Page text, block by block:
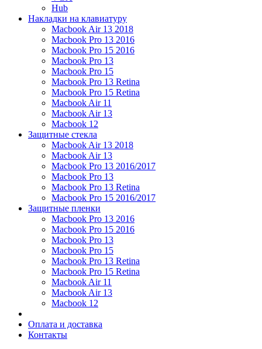
Hub
Накладки на клавиатуру
Macbook Air 13 2018
Macbook Pro 13 2016
Macbook Pro 15 2016
Macbook Pro 13
Macbook Pro 15
Macbook Pro 13 Retina
Macbook Pro 15 Retina
Macbook Air 11
Macbook Air 13
Macbook 12
Защитные стекла
Macbook Air 13 2018
Macbook Air 13
Macbook Pro 13 2016/2017
Macbook Pro 13
Macbook Pro 13 Retina
Macbook Pro 15 2016/2017
Защитные пленки
Macbook Pro 13 2016
Macbook Pro 15 2016
Macbook Pro 13
Macbook Pro 15
Macbook Pro 13 Retina
Macbook Pro 15 Retina
Macbook Air 11
Macbook Air 13
Macbook 12
Оплата и доставка
Контакты